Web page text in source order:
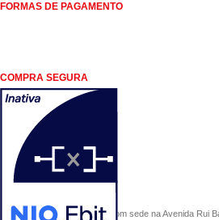
FORMAS DE PAGAMENTO
COMPRA SEGURA
COMERCIAL SÃO PAULO, com sede na Avenida